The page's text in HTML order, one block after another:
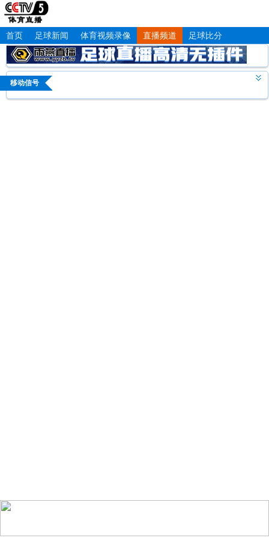
首页 足球新闻 体育视频录像 直播频道 足球比分
移动信号